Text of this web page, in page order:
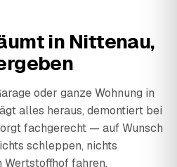
in Nittenau,
oder ganze Wohnung in
alles heraus, demontiert bei
fachgerecht — auf Wunsch
schleppen, nichts
fahren.